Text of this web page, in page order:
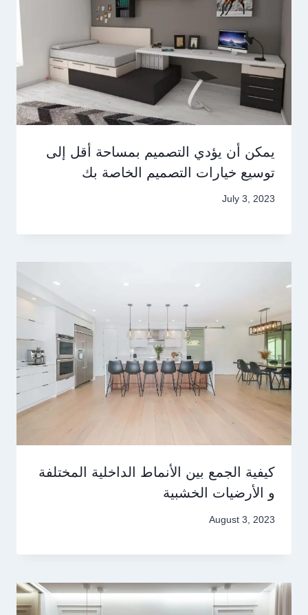
يمكن أن يؤدي التصميم بمساحة أقل إلى
توسيع خيارات التصميم الخاصة بك
July 3, 2023
كيفية الجمع بين الأنماط الداخلية المختلفة
و الأرضيات الخشبية
August 3, 2023